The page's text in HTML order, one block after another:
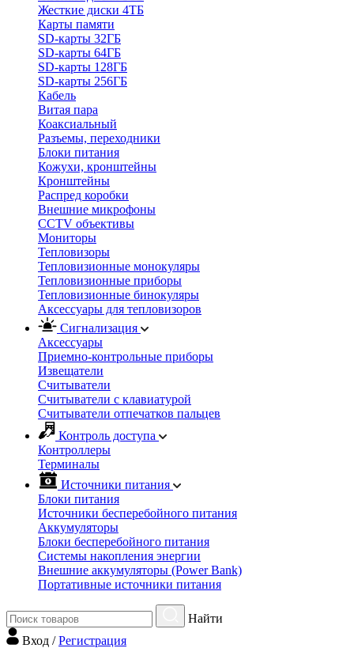
Жесткие диски 4ТБ
Карты памяти
SD-карты 32ГБ
SD-карты 64ГБ
SD-карты 128ГБ
SD-карты 256ГБ
Кабель
Витая пара
Коаксиальный
Разъемы, переходники
Блоки питания
Кожухи, кронштейны
Кронштейны
Распред коробки
Внешние микрофоны
CCTV объективы
Мониторы
Тепловизоры
Тепловизионные монокуляры
Тепловизионные приборы
Тепловизионные бинокуляры
Аксессуары для тепловизоров
Сигнализация
Аксессуары
Приемно-контрольные приборы
Извещатели
Считыватели
Cчитыватели с клавиатурой
Cчитыватели отпечатков пальцев
Контроль доступа
Контроллеры
Терминалы
Источники питания
Блоки питания
Источники бесперебойного питания
Аккумуляторы
Блоки бесперебойного питания
Системы накопления энергии
Внешние аккумуляторы (Power Bank)
Портативные источники питания
Найти
Вход /Регистрация